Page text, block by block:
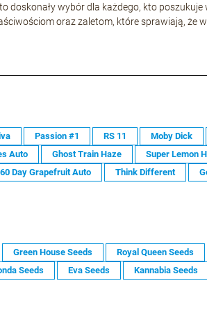
doskonały wybór dla każdego, kto
oraz zaletom, które sprawiają, że
Passion #1 RS 11 Moby Dick
Auto Ghost Train Haze Super Lemon
60 Day Grapefruit Auto Think Different
Green House Seeds Royal Queen Seeds
Seeds Eva Seeds Kannabia Seeds